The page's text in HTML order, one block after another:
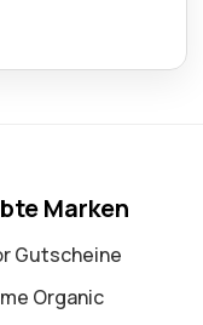
Marken
Gutscheine
Organic